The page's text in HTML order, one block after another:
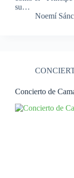
su…
Noemí
Concierto de